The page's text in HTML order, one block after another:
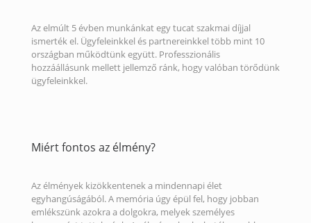
Az elmúlt 5 évben munkánkat egy tucat szakmai díjjal
ismerték el. Ügyfeleinkkel és partnereinkkel több mint 10
országban működtünk együtt. Professzionális
hozzáállásunk mellett jellemző ránk, hogy valóban törődünk
ügyfeleinkkel.
Miért fontos az élmény?
Az élmények kizökkentenek a mindennapi élet
egyhangúságából. A memória úgy épül fel, hogy jobban
emlékszünk azokra a dolgokra, melyek személyes